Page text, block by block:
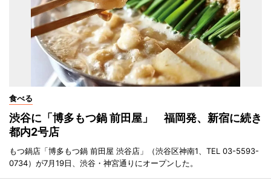
食べる
渋谷に「博多もつ鍋 前田屋」 福岡発、新宿に続き
都内2号店
もつ鍋店「博多もつ鍋 前田屋 渋谷店」（渋谷区神南1、TEL 03-5593-
0734）が7月19日、渋谷・神宮通りにオープンした。